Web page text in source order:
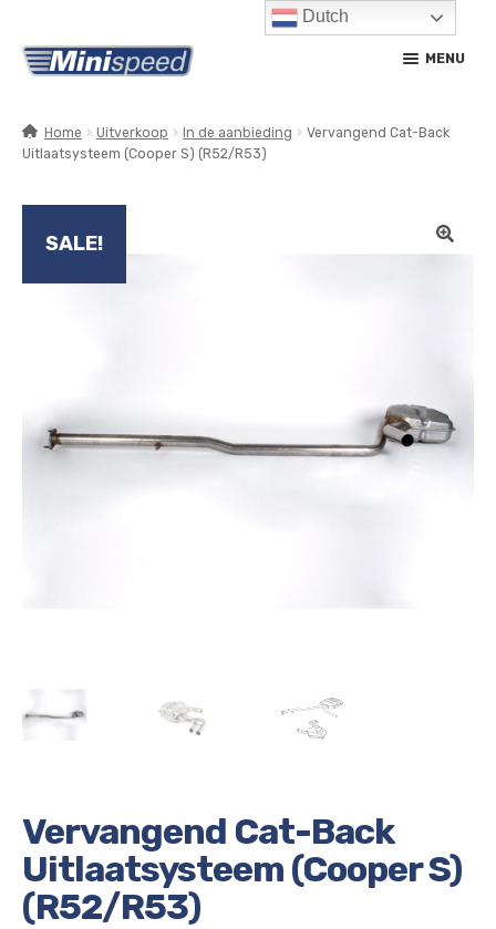
Ga
door
navigatie
Ga
naar
inhoud
MENU
Home Uitverkoop In de aanbieding
Vervangend Cat-Back
Uitlaatsysteem (Cooper S) (R52/R53)
SALE!
Vervangend Cat-Back
Uitlaatsysteem (Cooper S)
(R52/R53)
Dutch